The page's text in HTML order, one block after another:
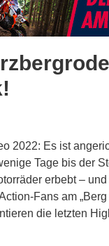
2022: Es ist
Tage bis der
erbebt –
Fans am
die letzten